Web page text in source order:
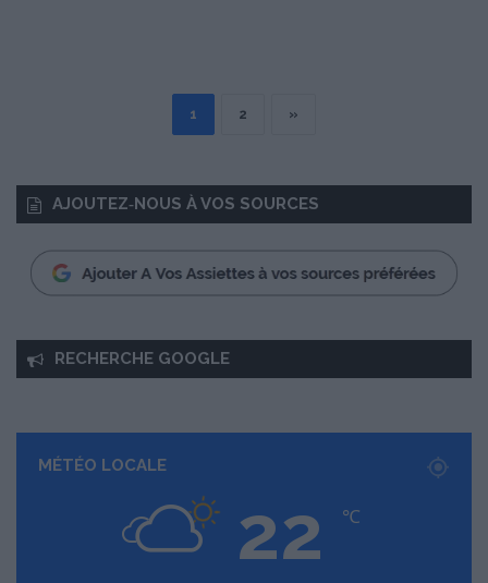
1 2 »
AJOUTEZ‑NOUS À VOS SOURCES
RECHERCHE GOOGLE
MÉTÉO LOCALE
22 ℃